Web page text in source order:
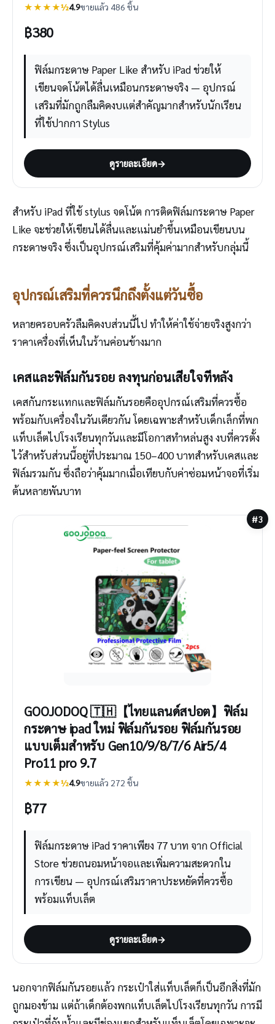
★★★★½4.9ขายแล้ว 486 ชิ้น
฿380
ฟิล์มกระดาษ Paper Like สำหรับ iPad ช่วยให้
เขียนจดโน้ตได้ลื่นเหมือนกระดาษจริง — อุปกรณ์
เสริมที่มักถูกลืมคิดงบแต่สำคัญมากสำหรับนักเรียน
ที่ใช้ปากกา Stylus
ดูรายละเอียด→
สำหรับ iPad ที่ใช้ stylus จดโน้ต การติดฟิล์มกระดาษ Paper
Like จะช่วยให้เขียนได้ลื่นและแม่นยำขึ้นเหมือนเขียนบน
กระดาษจริง ซึ่งเป็นอุปกรณ์เสริมที่คุ้มค่ามากสำหรับกลุ่มนี้
อุปกรณ์เสริมที่ควรนึกถึงตั้งแต่วันซื้อ
หลายครอบครัวลืมคิดงบส่วนนี้ไป ทำให้ค่าใช้จ่ายจริงสูงกว่า
ราคาเครื่องที่เห็นในร้านค่อนข้างมาก
เคสและฟิล์มกันรอย ลงทุนก่อนเสียใจทีหลัง
เคสกันกระแทกและฟิล์มกันรอยคืออุปกรณ์เสริมที่ควรซื้อ
พร้อมกับเครื่องในวันเดียวกัน โดยเฉพาะสำหรับเด็กเล็กที่พก
แท็บเล็ตไปโรงเรียนทุกวันและมีโอกาสทำหล่นสูง งบที่ควรตั้ง
ไว้สำหรับส่วนนี้อยู่ที่ประมาณ 150–400 บาทสำหรับเคสและ
ฟิล์มรวมกัน ซึ่งถือว่าคุ้มมากเมื่อเทียบกับค่าซ่อมหน้าจอที่เริ่ม
ต้นหลายพันบาท
#3
GOOJODOQ 🇹🇭【ไทยแลนด์สปอต】ฟิล์ม
กระดาษ ipad ใหม่ ฟิล์มกันรอย ฟิล์มกันรอย
แบบเต็มสำหรับ Gen10/9/8/7/6 Air5/4
Pro11 pro 9.7
★★★★½4.9ขายแล้ว 272 ชิ้น
฿77
ฟิล์มกระดาษ iPad ราคาเพียง 77 บาท จาก Official
Store ช่วยถนอมหน้าจอและเพิ่มความสะดวกใน
การเขียน — อุปกรณ์เสริมราคาประหยัดที่ควรซื้อ
พร้อมแท็บเล็ต
ดูรายละเอียด→
นอกจากฟิล์มกันรอยแล้ว กระเป๋าใส่แท็บเล็ตก็เป็นอีกสิ่งที่มัก
ถูกมองข้าม แต่ถ้าเด็กต้องพกแท็บเล็ตไปโรงเรียนทุกวัน การมี